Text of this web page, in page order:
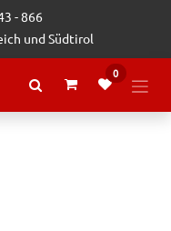
- 866
und Südtirol
0